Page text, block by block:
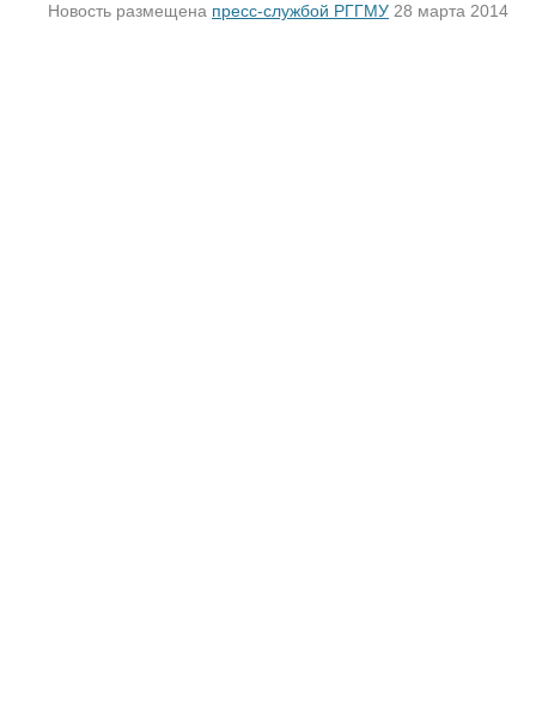
Новость размещена пресс-службой РГГМУ 28 марта 2014